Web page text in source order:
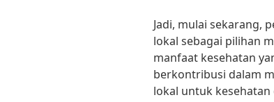
Jadi, mulai sekarang,
lokal sebagai pilihan
manfaat kesehatan
berkontribusi dalam
lokal untuk